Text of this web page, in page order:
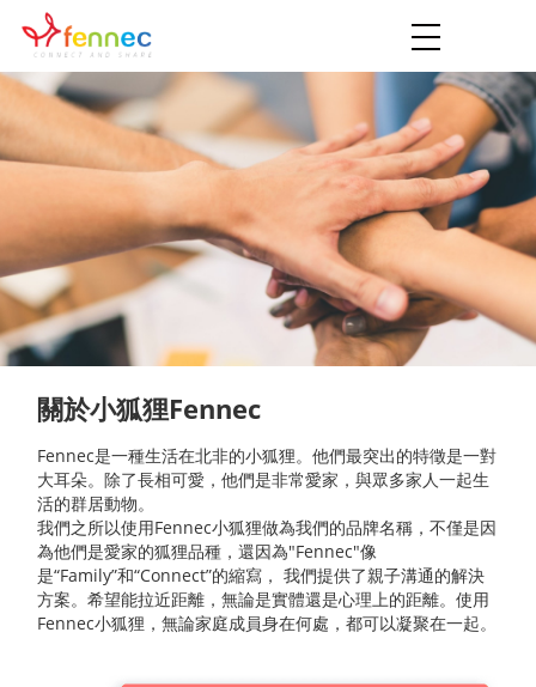
Toggle
關於小狐狸Fennec
Fennec是一種生活在北非的小狐狸。他們最突出的特徵是一對
大耳朵。除了長相可愛，他們是非常愛家，與眾多家人一起生
活的群居動物。
我們之所以使用Fennec小狐狸做為我們的品牌名稱，不僅是因
為他們是愛家的狐狸品種，還因為"Fennec"像
是“Family”和“Connect”的縮寫， 我們提供了親子溝通的解決
方案。希望能拉近距離，無論是實體還是心理上的距離。使用
Fennec小狐狸，無論家庭成員身在何處，都可以凝聚在一起。